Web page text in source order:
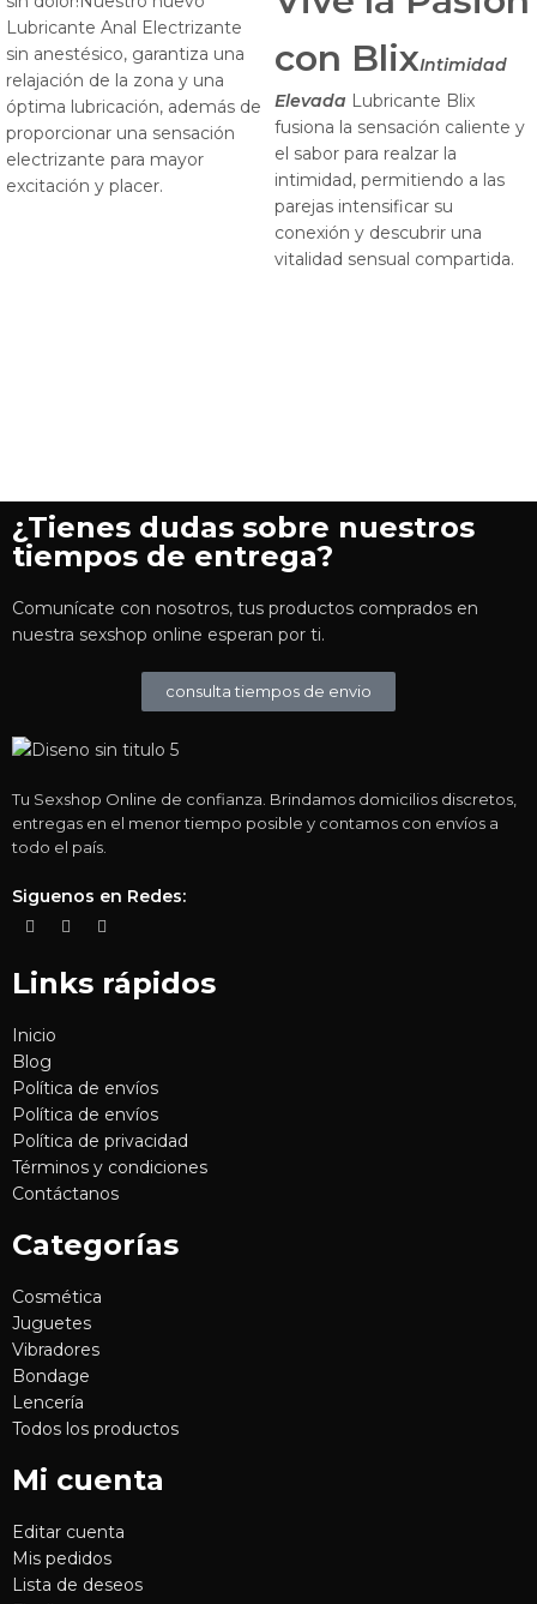
Lubricante Anal Electrizante
sin anestésico, garantiza una
relajación de la zona y una
óptima lubricación, además de
proporcionar una sensación
electrizante para mayor
excitación y placer.
con BlixIntimidad
Elevada Lubricante Blix
fusiona la sensación caliente y
el sabor para realzar la
intimidad, permitiendo a las
parejas intensificar su
conexión y descubrir una
vitalidad sensual compartida.
¿Tienes dudas sobre nuestros
tiempos de entrega?
Comunícate con nosotros, tus productos comprados en
nuestra sexshop online esperan por ti.
consulta tiempos de envio
Tu Sexshop Online de confianza. Brindamos domicilios discretos,
entregas en el menor tiempo posible y contamos con envíos a
todo el país.
Siguenos en Redes:
Links rápidos
Inicio
Blog
Política de envíos
Política de envíos
Política de privacidad
Términos y condiciones
Contáctanos
Categorías
Cosmética
Juguetes
Vibradores
Bondage
Lencería
Todos los productos
Mi cuenta
Editar cuenta
Mis pedidos
Lista de deseos